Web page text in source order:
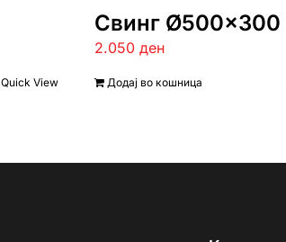
Quick View
Свинг Ø500×300
2.050 ден
Додај во кошница